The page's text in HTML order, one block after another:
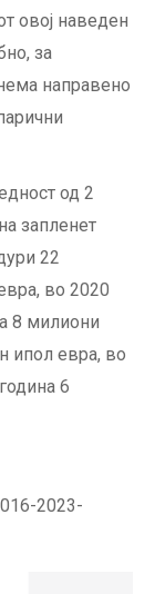
овој наведен
за
направено
од 2
запленет
22
во 2020
8 милиони
ипол евра, во
6
2023-